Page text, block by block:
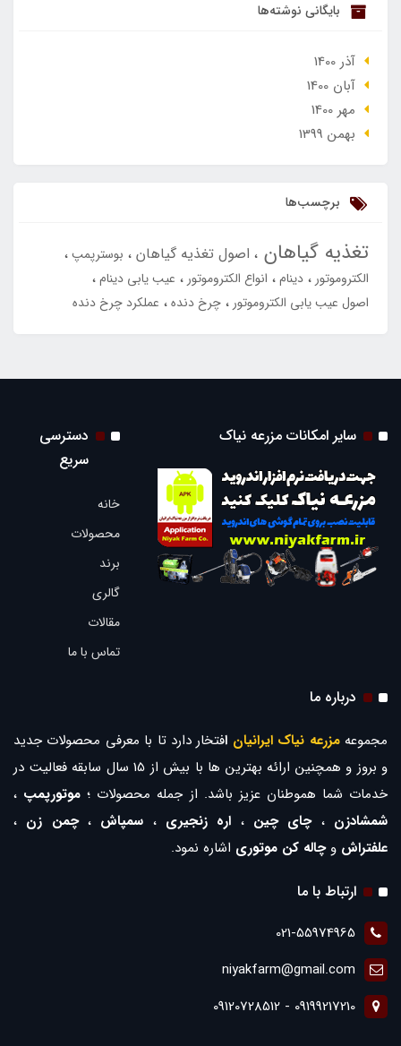
بایگانی نوشته‌ها
آذر 1400
آبان 1400
مهر 1400
بهمن 1399
برچسب‌ها
تغذیه گیاهان اصول تغذیه گیاهان
بوسترپمپ
الکتروموتور دینام انواع الکتروموتور
عیب یابی دینام
اصول عیب یابی الکتروموتور چرخ دنده عملکرد چرخ دنده
سایر امکانات مزرعه نیاک
دسترسی
سریع
خانه
محصولات
برند
گالری
مقالات
تماس با ما
درباره ما
مجموعهمزرعه نیاک ایرانیان افتخار دارد تا با معرفی محصولات جدید
و بروز و همچنین ارائه بهترین ها با بیش از 15 سال سابقه فعالیت در
خدمات شما هموطنان عزیز باشد. از جمله محصولات ؛ موتورپمپ ،
شمشادزن ،چای چین ، اره زنجیری ، سمپاش ،چمن زن ،
علفتراش وچاله کن موتوری اشاره نمود.
ارتباط با ما
021-55974965
niyakfarm@gmail.com
09199217210 - 09120728512